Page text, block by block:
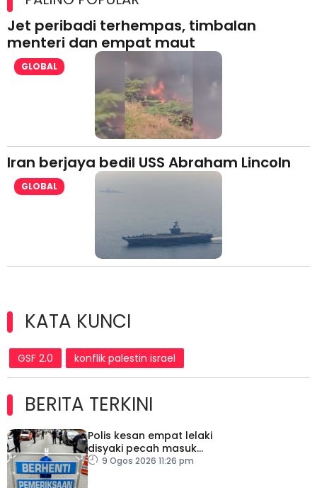
Jet peribadi terhempas, timbalan
menteri dan empat maut
GLOBAL
Iran berjaya bedil USS Abraham Lincoln
GLOBAL
KATA KUNCI
GSF 2.0 konflik palestin israel
BERITA TERKINI
Polis kesan empat lelaki
disyaki pecah masuk
rumah
9 Ogos 2026 11:26 pm